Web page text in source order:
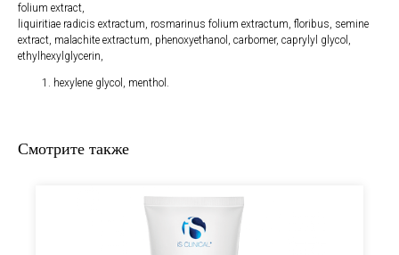
folium extract,
liquiritiae radicis extractum, rosmarinus folium extractum, floribus, semine
extract, malachite extractum, phenoxyethanol, carbomer, caprylyl glycol,
ethylhexylglycerin,
hexylene glycol, menthol.
Смотрите также